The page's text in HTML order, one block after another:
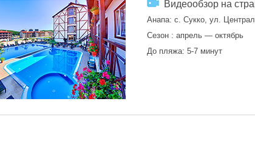
Видеообзор на
Анапа: с. Сукко, ул.
Сезон : апрель — октябрь
До пляжа: 5-7 минут